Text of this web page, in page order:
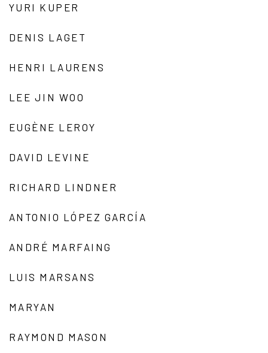
YURI KUPER
DENIS LAGET
HENRI LAURENS
LEE JIN WOO
EUGÈNE LEROY
DAVID LEVINE
RICHARD LINDNER
ANTONIO LÓPEZ GARCÍA
ANDRÉ MARFAING
LUIS MARSANS
MARYAN
RAYMOND MASON